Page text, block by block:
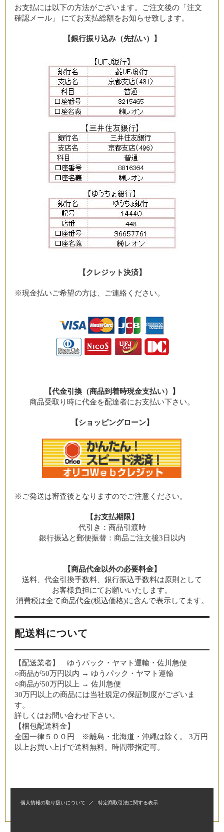
お支払には以下の方法がございます。ご注文後の「注文
確認メール」 にてお支払総額をお知らせ致します。
【銀行振り込み（先払い）】
【クレジット決済】
※現金払いご希望の方は、ご連絡ください。
【代金引換（商品到着時現金支払い）】
商品受取り時に代金を配達者にお支払い下さい。
【ショッピングローン】
※ご発送は審査後となりますのでご注意ください。
【お支払期限】
代引き：商品引渡時
銀行振込と郵便振替：商品ご注文後3日以内
【商品代金以外の必要料金】
送料、代金引換手数料、銀行振込手数料は原則として
お客様負担にてお願いいたします。
消費税は全て商品代金(税込価格)に含んで表示してます。
配送料について
【配送業者】 ゆうパック・ヤマト運輸・佐川急便
○商品が50万円以内 → ゆうパック・ヤマト運輸
○商品が50万円以上 → 佐川急便
30万円以上の商品には当社規定の保証制度がございま
す。
詳しくはお問い合わせ下さい。
【梱包配送料金】
全国一律５００円 ※離島・北海道・沖縄は除く。 3万円
以上お買い上げで送料無料。時間帯指定可。
個人情報の取り扱いについて 特定商取引法に関する表示